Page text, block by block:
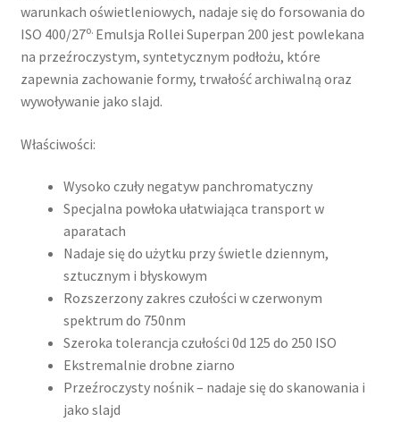
warunkach oświetleniowych, nadaje się do forsowania do
ISO 400/27o. Emulsja Rollei Superpan 200 jest powlekana
na przeźroczystym, syntetycznym podłożu, które
zapewnia zachowanie formy, trwałość archiwalną oraz
wywoływanie jako slajd.
Właściwości:
Wysoko czuły negatyw panchromatyczny
Specjalna powłoka ułatwiająca transport w
aparatach
Nadaje się do użytku przy świetle dziennym,
sztucznym i błyskowym
Rozszerzony zakres czułości w czerwonym
spektrum do 750nm
Szeroka tolerancja czułości 0d 125 do 250 ISO
Ekstremalnie drobne ziarno
Przeźroczysty nośnik – nadaje się do skanowania i
jako slajd